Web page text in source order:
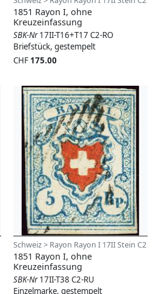
1851 Rayon I, ohne
Kreuzeinfassung
SBK-Nr17II-T16+T17 C2-RO
Briefstück, gestempelt
CHF 175.00
Schweiz > Rayon Rayon I 17II Stein C2
1851 Rayon I, ohne
Kreuzeinfassung
SBK-Nr17II-T38 C2-RU
Einzelmarke, gestempelt